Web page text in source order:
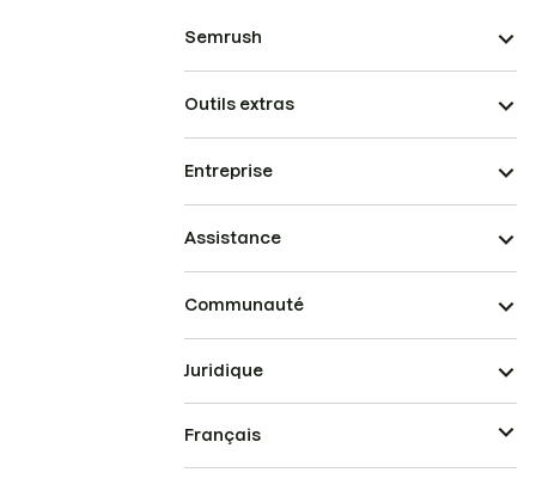
Semrush
Outils extras
Entreprise
Assistance
Communauté
Juridique
Français